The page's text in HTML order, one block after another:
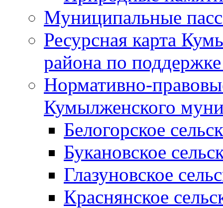
Муниципальные
Ресурсная карта
района по
Нормативно-
Кумылженского
Белогорское
Букановское
Глазуновское
Краснянское